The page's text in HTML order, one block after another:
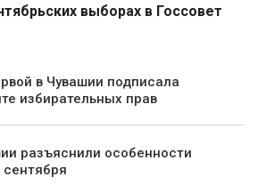
выборах в Госсовет
в Чувашии подписала
избирательных прав
разъяснили особенности
сентября